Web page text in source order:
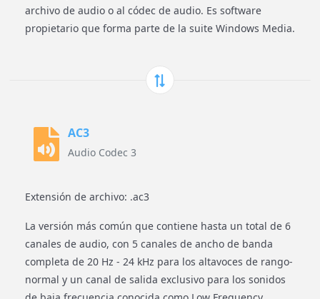
archivo de audio o al códec de audio. Es software
propietario que forma parte de la suite Windows Media.
AC3
Audio Codec 3
Extensión de archivo: .ac3
La versión más común que contiene hasta un total de 6
canales de audio, con 5 canales de ancho de banda
completa de 20 Hz - 24 kHz para los altavoces de rango-
normal y un canal de salida exclusivo para los sonidos